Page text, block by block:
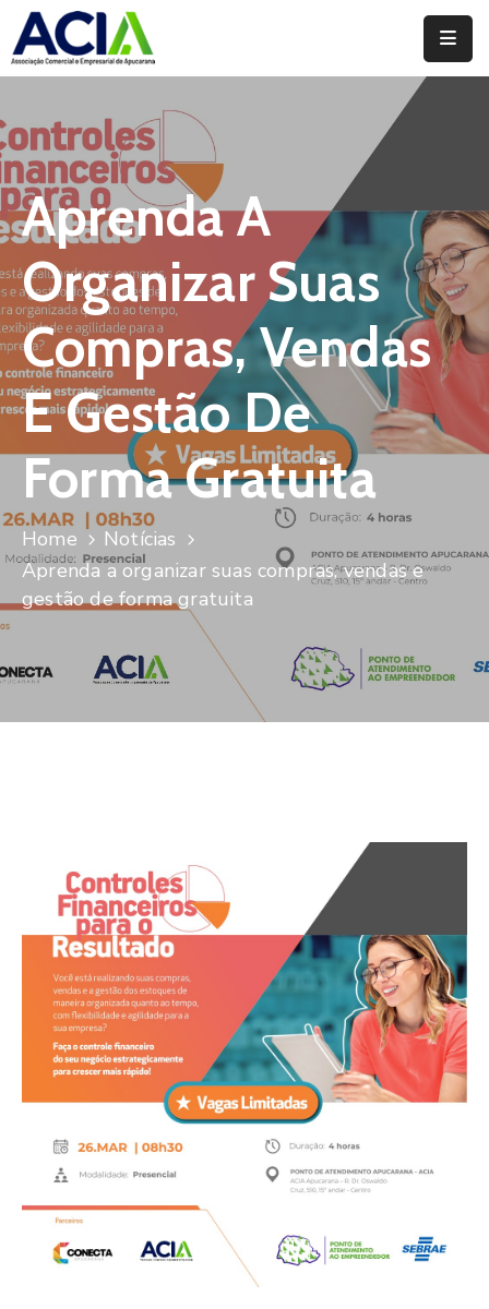
Institucional
Serviços
Campanhas
Convênios
E
Benefícios
Fórum
Desenvolve
Instituto
De
Pesquisa
Imprensa
Aprenda A
Organizar Suas
Compras, Vendas
E Gestão De
Forma Gratuita
Home
Notícias
Aprenda a organizar suas compras, vendas e
gestão de forma gratuita